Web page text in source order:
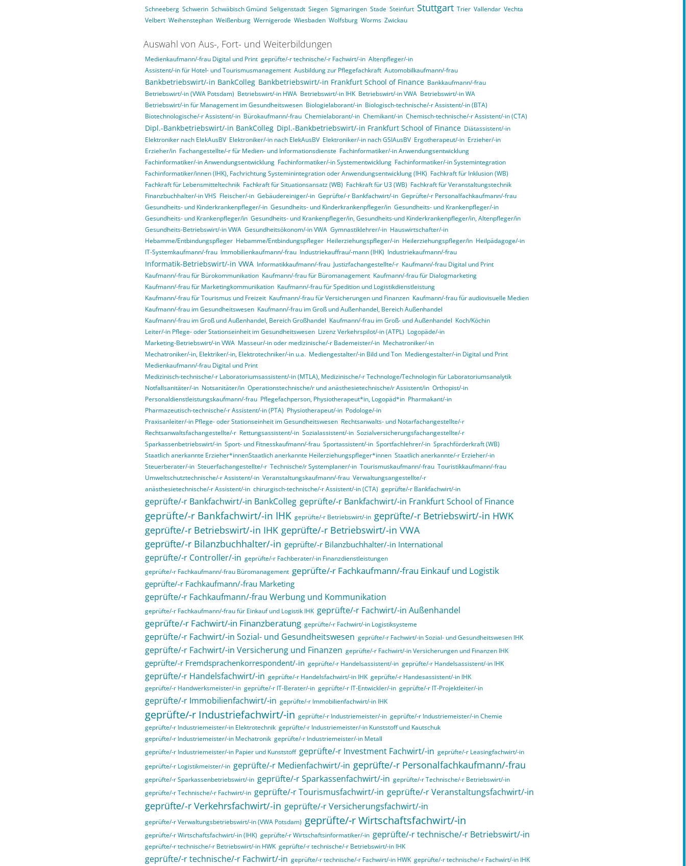
Schneeberg Schwerin Schwäbisch Gmünd Seligenstadt Siegen Sigmaringen Stade Steinfurt Stuttgart Trier Vallendar Vechta
Velbert Weihenstephan Weißenburg Wernigerode Wiesbaden Wolfsburg Worms Zwickau
Auswahl von Aus-, Fort- und Weiterbildungen
Medienkaufmann/-frau Digital und Print geprüfte/-r technische/-r Fachwirt/-in Altenpfleger/-in
Assistent/-in für Hotel- und Tourismusmanagement Ausbildung zur Pflegefachkraft Automobilkaufmann/-frau
Bankbetriebswirt/-in BankColleg Bankbetriebswirt/-in Frankfurt School of Finance Bankkaufmann/-frau
Betriebswirt/-in (VWA Potsdam) Betriebswirt/-in HWA Betriebswirt/-in IHK Betriebswirt/-in VWA Betriebswirt/-in WA
Betriebswirt/-in für Management im Gesundheitswesen Biologielaborant/-in Biologisch-technische/-r Assistent/-in (BTA)
Biotechnologische/-r Assistent/-in Bürokaufmann/-frau Chemielaborant/-in Chemikant/-in Chemisch-technische/-r Assistent/-in (CTA)
Dipl.-Bankbetriebswirt/-in BankColleg Dipl.-Bankbetriebswirt/-in Frankfurt School of Finance Diätassistent/-in
Elektroniker nach ElekAusBV Elektroniker/-in nach ElekAusBV Elektroniker/-in nach GSIAusBV Ergotherapeut/-in Erzieher/-in
Erzieher/in Fachangestellte/-r für Medien- und Informationsdienste Fachinformatiker/-in Anwendungsentwicklung
Fachinformatiker/-in Anwendungsentwicklung Fachinformatiker/-in Systementwicklung Fachinformatiker/-in Systemintegration
Fachinformatiker/innen (IHK), Fachrichtung Systeminintegration oder Anwendungsentwicklung (IHK) Fachkraft für Inklusion (WB)
Fachkraft für Lebensmitteltechnik Fachkraft für Situationsansatz (WB) Fachkraft für U3 (WB) Fachkraft für Veranstaltungstechnik
Finanzbuchhalter/-in VHS Fleischer/-in Gebäudereiniger/-in Geprüfte/-r Bankfachwirt/-in Geprüfte/-r Personalfachkaufmann/-frau
Gesundheits- und Kinderkrankenpfleger/-in Gesundheits- und Kinderkrankenpfleger/in Gesundheits- und Krankenpfleger/-in
Gesundheits- und Krankenpfleger/in Gesundheits- und Krankenpfleger/in, Gesundheits-und Kinderkrankenpfleger/in, Altenpfleger/in
Gesundheits-Betriebswirt/-in VWA Gesundheitsökonom/-in VWA Gymnastiklehrer/-in Hauswirtschafter/-in
Hebamme/Entbindungspfleger Hebamme/Entbindungspfleger Heilerziehungspfleger/-in Heilerziehungspfleger/in Heilpädagoge/-in
IT-Systemkaufmann/-frau Immobilienkaufmann/-frau Industriekauffrau/-mann (IHK) Industriekaufmann/-frau
Informatik-Betriebswirt/-in VWA Informatikkaufmann/-frau Justizfachangestellte/-r Kaufmann/-frau Digital und Print
Kaufmann/-frau für Bürokommunikation Kaufmann/-frau für Büromanagement Kaufmann/-frau für Dialogmarketing
Kaufmann/-frau für Marketingkommunikation Kaufmann/-frau für Spedition und Logistikdienstleistung
Kaufmann/-frau für Tourismus und Freizeit Kaufmann/-frau für Versicherungen und Finanzen Kaufmann/-frau für audiovisuelle Medien
Kaufmann/-frau im Gesundheitswesen Kaufmann/-frau im Groß und Außenhandel, Bereich Außenhandel
Kaufmann/-frau im Groß und Außenhandel, Bereich Großhandel Kaufmann/-frau im Groß- und Außenhandel Koch/Köchin
Leiter/-in Pflege- oder Stationseinheit im Gesundheitswesen Lizenz Verkehrspilot/-in (ATPL) Logopäde/-in
Marketing-Betriebswirt/-in VWA Masseur/-in oder medizinische/-r Bademeister/-in Mechatroniker/-in
Mechatroniker/-in, Elektriker/-in, Elektrotechniker/-in u.a. Mediengestalter/-in Bild und Ton Mediengestalter/-in Digital und Print
Medienkaufmann/-frau Digital und Print
Medizinisch-technische/-r Laboratoriumsassistent/-in (MTLA), Medizinische/-r Technologe/Technologin für Laboratoriumsanalytik
Notfallsanitäter/-in Notsanitäter/in Operationstechnische/r und anästhesietechnische/r Assistent/in Orthopist/-in
Personaldienstleistungskaufmann/-frau Pflegefachperson, Physiotherapeut*in, Logopäd*in Pharmakant/-in
Pharmazeutisch-technische/-r Assistent/-in (PTA) Physiotherapeut/-in Podologe/-in
Praxisanleiter/-in Pflege- oder Stationseinheit im Gesundheitswesen Rechtsanwalts- und Notarfachangestellte/-r
Rechtsanwaltsfachangestellte/-r Rettungsassistent/-in Sozialassistent/-in Sozialversicherungsfachangestellte/-r
Sparkassenbetriebswirt/-in Sport- und Fitnesskaufmann/-frau Sportassistent/-in Sportfachlehrer/-in Sprachförderkraft (WB)
Staatlich anerkannte Erzieher*innenStaatlich anerkannte Heilerziehungspfleger*innen Staatlich anerkannte/-r Erzieher/-in
Steuerberater/-in Steuerfachangestellte/-r Technische/r Systemplaner/-in Tourismuskaufmann/-frau Touristikkaufmann/-frau
Umweltschutztechnische/-r Assistent/-in Veranstaltungskaufmann/-frau Verwaltungsangestellte/-r
anästhesietechnische/-r Assistent/-in chirurgisch-technische/-r Assistent/-in (CTA) geprüfte/-r Bankfachwirt/-in
geprüfte/-r Bankfachwirt/-in BankColleg geprüfte/-r Bankfachwirt/-in Frankfurt School of Finance
geprüfte/-r Bankfachwirt/-in IHK geprüfte/-r Betriebswirt/-in geprüfte/-r Betriebswirt/-in HWK
geprüfte/-r Betriebswirt/-in IHK geprüfte/-r Betriebswirt/-in VWA
geprüfte/-r Bilanzbuchhalter/-in geprüfte/-r Bilanzbuchhalter/-in International
geprüfte/-r Controller/-in geprüfte/-r Fachberater/-in Finanzdienstleistungen
geprüfte/-r Fachkaufmann/-frau Büromanagement geprüfte/-r Fachkaufmann/-frau Einkauf und Logistik
geprüfte/-r Fachkaufmann/-frau Marketing
geprüfte/-r Fachkaufmann/-frau Werbung und Kommunikation
geprüfte/-r Fachkaufmann/-frau für Einkauf und Logistik IHK geprüfte/-r Fachwirt/-in Außenhandel
geprüfte/-r Fachwirt/-in Finanzberatung geprüfte/-r Fachwirt/-in Logistiksysteme
geprüfte/-r Fachwirt/-in Sozial- und Gesundheitswesen geprüfte/-r Fachwirt/-in Sozial- und Gesundheitswesen IHK
geprüfte/-r Fachwirt/-in Versicherung und Finanzen geprüfte/-r Fachwirt/-in Versicherungen und Finanzen IHK
geprüfte/-r Fremdsprachenkorrespondent/-in geprüfte/-r Handelsassistent/-in geprüfte/-r Handelsassistent/-in IHK
geprüfte/-r Handelsfachwirt/-in geprüfte/-r Handelsfachwirt/-in IHK geprüfte/-r Handesassistent/-in IHK
geprüfte/-r Handwerksmeister/-in geprüfte/-r IT-Berater/-in geprüfte/-r IT-Entwickler/-in geprüfte/-r IT-Projektleiter/-in
geprüfte/-r Immobilienfachwirt/-in geprüfte/-r Immobilienfachwirt/-in IHK
geprüfte/-r Industriefachwirt/-in geprüfte/-r Industriemeister/-in geprüfte/-r Industriemeister/-in Chemie
geprüfte/-r Industriemeister/-in Elektrotechnik geprüfte/-r Industriemeister/-in Kunststoff und Kautschuk
geprüfte/-r Industriemeister/-in Mechatronik geprüfte/-r Industriemeister/-in Metall
geprüfte/-r Industriemeister/-in Papier und Kunststoff geprüfte/-r Investment Fachwirt/-in geprüfte/-r Leasingfachwirt/-in
geprüfte/-r Logistikmeister/-in geprüfte/-r Medienfachwirt/-in geprüfte/-r Personalfachkaufmann/-frau
geprüfte/-r Sparkassenbetriebswirt/-in geprüfte/-r Sparkassenfachwirt/-in geprüfte/-r Technische/-r Betriebswirt/-in
geprüfte/-r Technische/-r Fachwirt/-in geprüfte/-r Tourismusfachwirt/-in geprüfte/-r Veranstaltungsfachwirt/-in
geprüfte/-r Verkehrsfachwirt/-in geprüfte/-r Versicherungsfachwirt/-in
geprüfte/-r Verwaltungsbetriebswirt/-in (VWA Potsdam) geprüfte/-r Wirtschaftsfachwirt/-in
geprüfte/-r Wirtschaftsfachwirt/-in (IHK) geprüfte/-r Wirtschaftsinformatiker/-in geprüfte/-r technische/-r Betriebswirt/-in
geprüfte/-r technische/-r Betriebswirt/-in HWK geprüfte/-r technische/-r Betriebswirt/-in IHK
geprüfte/-r technische/-r Fachwirt/-in geprüfte/-r technische/-r Fachwirt/-in HWK geprüfte/-r technische/-r Fachwirt/-in IHK